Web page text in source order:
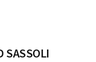
SASSOLI